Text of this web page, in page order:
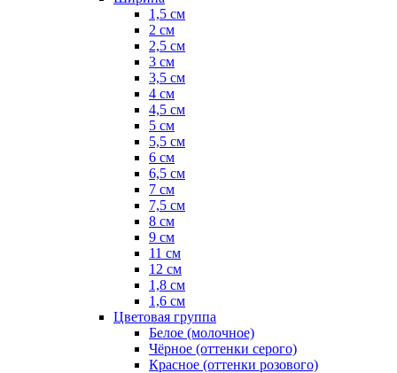
1,5 см
2 см
2,5 см
3 см
3,5 см
4 см
4,5 см
5 см
5,5 см
6 см
6,5 см
7 см
7,5 см
8 см
9 см
11 см
12 см
1,8 см
1,6 см
Цветовая группа
Белое (молочное)
Чёрное (оттенки серого)
Красное (оттенки розового)